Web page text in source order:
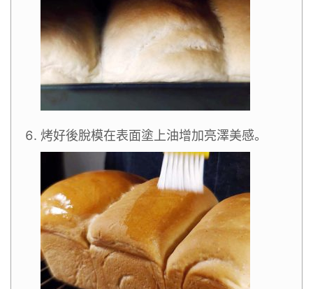
烤好後脫模在表面塗上油增加亮澤美感。